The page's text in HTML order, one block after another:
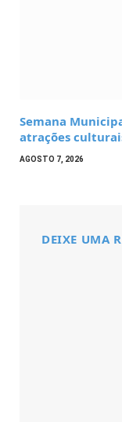
Semana
atrações
AGOSTO 7, 2026
DEIXE UMA